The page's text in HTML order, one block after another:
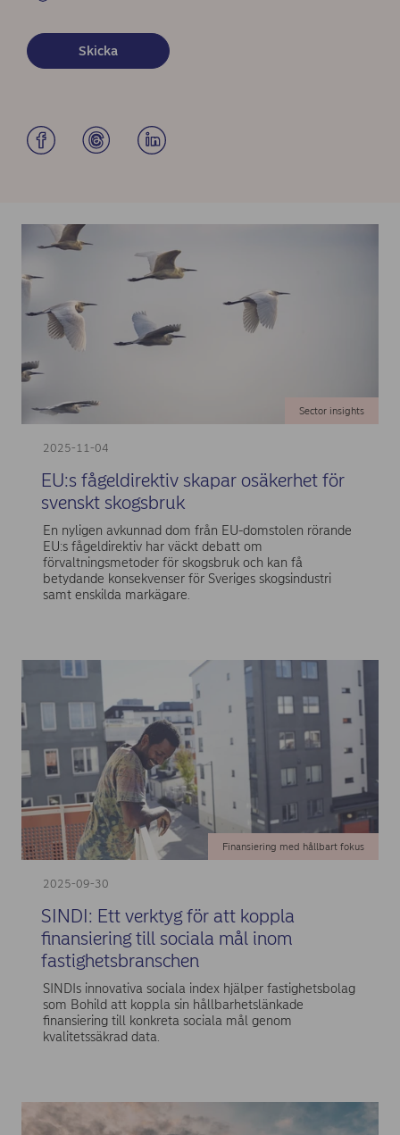
2025-11-04
Sector insights
EU:s fågeldirektiv skapar osäkerhet för
svenskt skogsbruk
En nyligen avkunnad dom från EU-domstolen rörande
EU:s fågeldirektiv har väckt debatt om
förvaltningsmetoder för skogsbruk och kan få
betydande konsekvenser för Sveriges skogsindustri
samt enskilda markägare.
2025-09-30
Finansiering med hållbart fokus
SINDI: Ett verktyg för att koppla
finansiering till sociala mål inom
fastighetsbranschen
SINDIs innovativa sociala index hjälper fastighetsbolag
som Bohild att koppla sin hållbarhetslänkade
finansiering till konkreta sociala mål genom
kvalitetssäkrad data.